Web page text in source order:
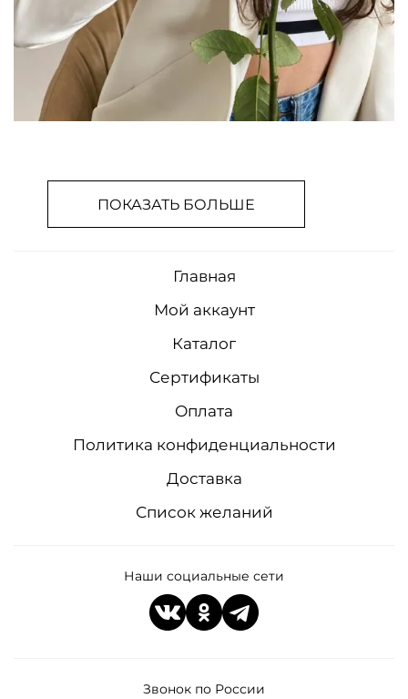
ПОКАЗАТЬ БОЛЬШЕ
Звонок по России
Главная
Мой аккаунт
Каталог
Сертификаты
Оплата
Политика конфиденциальности
Доставка
Список желаний
Наши социальные сети